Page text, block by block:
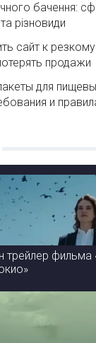
бачення:
різновиди
сайт к
продажи
для
и
трейлер фильма